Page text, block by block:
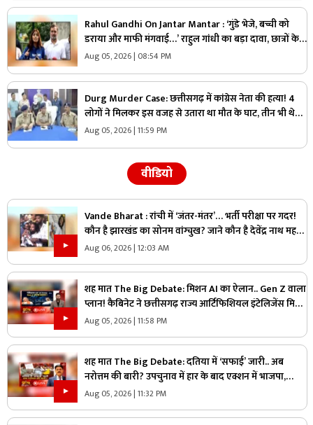
Rahul Gandhi On Jantar Mantar : ‘गुंडे भेजे, बच्ची को
डराया और माफी मंगवाई…’ राहुल गांधी का बड़ा दावा, छात्रों के
साथ खोला मोर्चा
Aug 05, 2026 | 08:54 PM
Durg Murder Case: छत्तीसगढ़ में कांग्रेस नेता की हत्या! 4
लोगों ने मिलकर इस वजह से उतारा था मौत के घाट, तीन भी थे
वारदात में शामिल
Aug 05, 2026 | 11:59 PM
वीडियो
Vande Bharat : रांची में ‘जंतर-मंतर’… भर्ती परीक्षा पर गदर!
कौन है झारखंड का सोनम वांग्चुख? जाने कौन है देवेंद्र नाथ महतो
?
Aug 06, 2026 | 12:03 AM
शह मात The Big Debate: मिशन AI का ऐलान.. Gen Z वाला
प्लान! कैबिनेट ने छत्तीसगढ़ राज्य आर्टिफिशियल इंटेलिजेंस मिशन
को दी मंजूरी, क्या Gen Z को ध्यान में रखकर तैयार किया गया
प्लान?
Aug 05, 2026 | 11:58 PM
शह मात The Big Debate: दतिया में ‘सफाई’ जारी.. अब
नरोत्तम की बारी? उपचुनाव में हार के बाद एक्शन में भाजपा,
लोकल बॉडी की सफाई के बाद असली निशाने पर कौन?
Aug 05, 2026 | 11:32 PM